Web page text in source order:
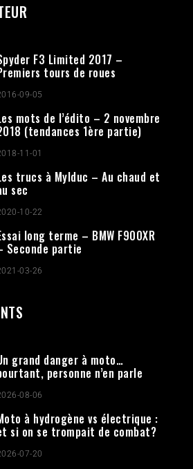
F3 Limited 2017 –
tours de roues
09-05
mots de l’édito – 2 novembre
(tendances 1ère partie)
11-01
trucs à Mylduc – Au chaud et
sec
10-22
long terme – BMW F900XR
Seconde partie
03-26
grand danger à moto…
personne n’en parle
08-06
à hydrogène vs électrique :
si on se trompait de combat?
07-20